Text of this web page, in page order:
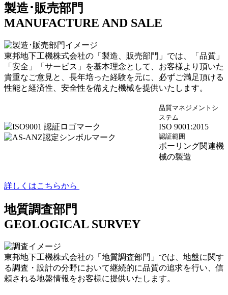
製造･販売部門
MANUFACTURE AND SALE
東邦地下工機株式会社の「製造、販売部門」では、「品質」
「安全」「サービス」を基本理念として、お客様より頂いた
貴重なご意見と、長年培った経験を元に、必ずご満足頂ける
性能と経済性、安全性を備えた機械を提供いたします。
品質マネジメントシ
ステム
ISO 9001:2015
認証範囲
ボーリング関連機
械の製造
詳しくはこちらから
地質調査部門
GEOLOGICAL SURVEY
東邦地下工機株式会社の「地質調査部門」では、地盤に関す
る調査・設計の分野において継続的に品質の追求を行い、信
頼される地盤情報をお客様に提供いたします。